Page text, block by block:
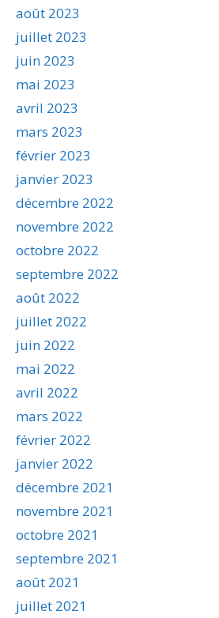
août 2023
juillet 2023
juin 2023
mai 2023
avril 2023
mars 2023
février 2023
janvier 2023
décembre 2022
novembre 2022
octobre 2022
septembre 2022
août 2022
juillet 2022
juin 2022
mai 2022
avril 2022
mars 2022
février 2022
janvier 2022
décembre 2021
novembre 2021
octobre 2021
septembre 2021
août 2021
juillet 2021